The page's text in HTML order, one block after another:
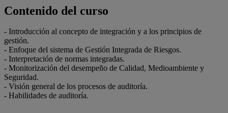
Contenido del curso
- Introducción al concepto de integración y a los principios de
gestión.
- Enfoque del sistema de Gestión Integrada de Riesgos.
- Interpretación de normas integradas.
- Monitorización del desempeño de Calidad, Medioambiente y
Seguridad.
- Visión general de los procesos de auditoría.
- Habilidades de auditoría.